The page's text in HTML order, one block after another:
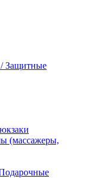
Защитные
(массажеры,